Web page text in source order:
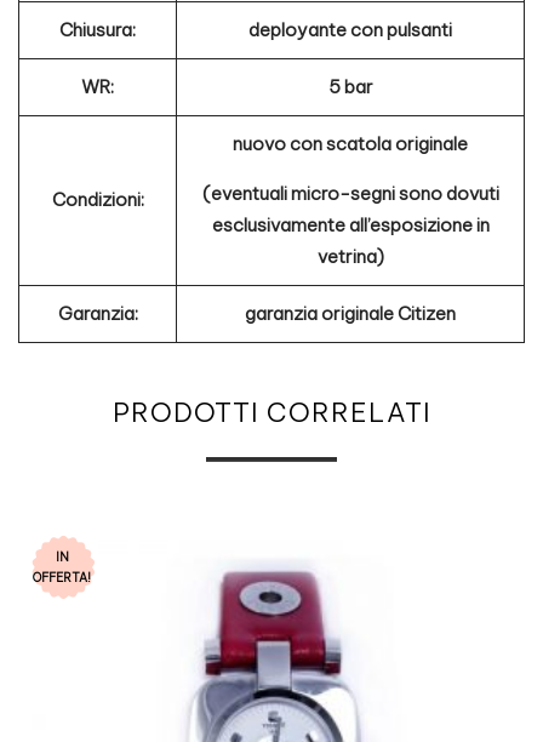
Chiusura: deployante con pulsanti
WR: 5 bar
Condizioni:
nuovo con scatola originale
(eventuali micro-segni sono dovuti
esclusivamente all’esposizione in
vetrina)
Garanzia: garanzia originale Citizen
PRODOTTI CORRELATI
IN
OFFERTA!